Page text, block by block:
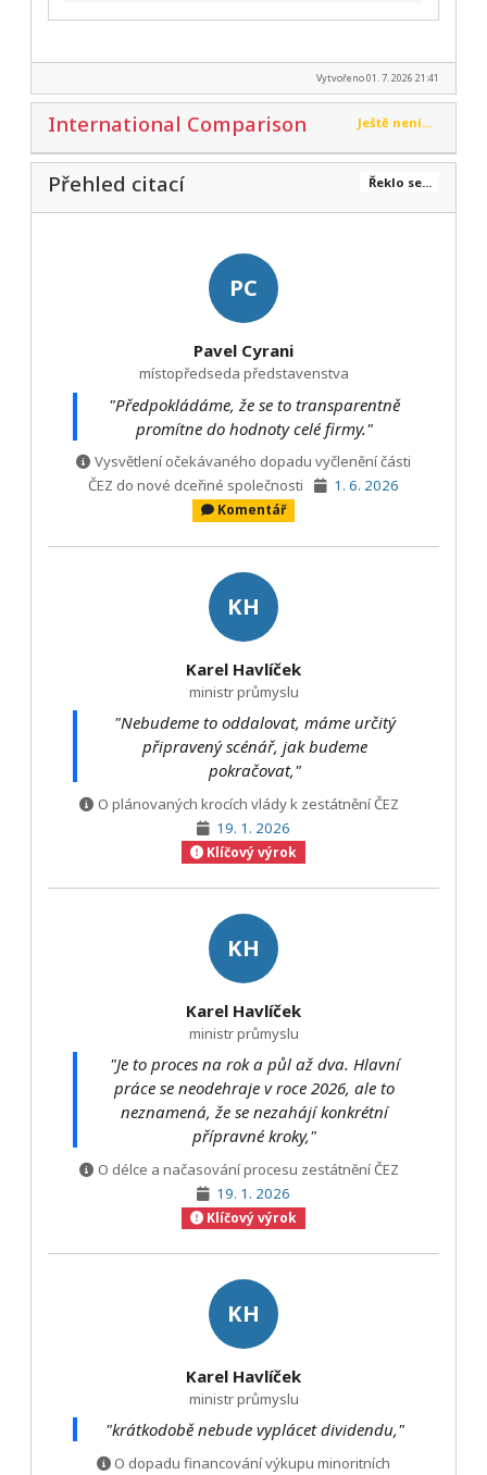
Vytvořeno 01. 7. 2026 21:41
Ještě není...
International Comparison
Řeklo se...
Přehled citací
PC
Pavel Cyrani
místopředseda představenstva
"Předpokládáme, že se to transparentně
promítne do hodnoty celé firmy."
Vysvětlení očekávaného dopadu vyčlenění části
ČEZ do nové dceřiné společnosti
1. 6. 2026
Komentář
KH
Karel Havlíček
ministr průmyslu
"Nebudeme to oddalovat, máme určitý
připravený scénář, jak budeme
pokračovat,"
O plánovaných krocích vlády k zestátnění ČEZ
19. 1. 2026
Klíčový výrok
KH
Karel Havlíček
ministr průmyslu
"Je to proces na rok a půl až dva. Hlavní
práce se neodehraje v roce 2026, ale to
neznamená, že se nezahájí konkrétní
přípravné kroky,"
O délce a načasování procesu zestátnění ČEZ
19. 1. 2026
Klíčový výrok
KH
Karel Havlíček
ministr průmyslu
"krátkodobě nebude vyplácet dividendu,"
O dopadu financování výkupu minoritních